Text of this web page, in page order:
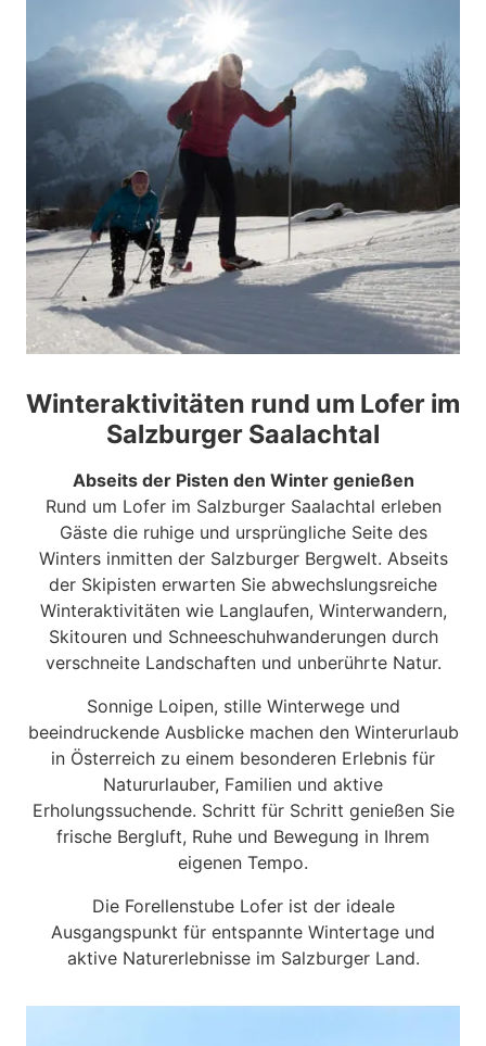
Winteraktivitäten rund um Lofer im
Salzburger Saalachtal
Abseits der Pisten den Winter genießen
Rund um Lofer im Salzburger Saalachtal erleben
Gäste die ruhige und ursprüngliche Seite des
Winters inmitten der Salzburger Bergwelt. Abseits
der Skipisten erwarten Sie abwechslungsreiche
Winteraktivitäten wie Langlaufen, Winterwandern,
Skitouren und Schneeschuhwanderungen durch
verschneite Landschaften und unberührte Natur.
Sonnige Loipen, stille Winterwege und
beeindruckende Ausblicke machen den Winterurlaub
in Österreich zu einem besonderen Erlebnis für
Natururlauber, Familien und aktive
Erholungssuchende. Schritt für Schritt genießen Sie
frische Bergluft, Ruhe und Bewegung in Ihrem
eigenen Tempo.
Die Forellenstube Lofer ist der ideale
Ausgangspunkt für entspannte Wintertage und
aktive Naturerlebnisse im Salzburger Land.